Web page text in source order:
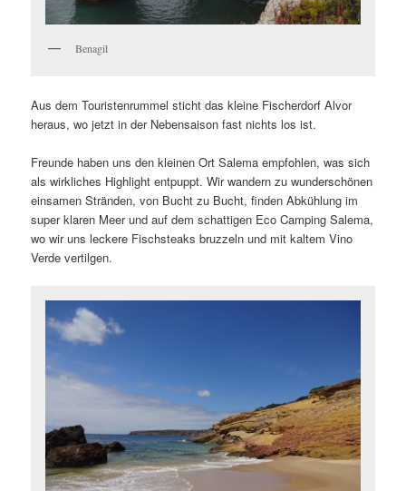
Benagil
Aus dem Touristenrummel sticht das kleine Fischerdorf Alvor
heraus, wo jetzt in der Nebensaison fast nichts los ist.
Freunde haben uns den kleinen Ort Salema empfohlen, was sich
als wirkliches Highlight entpuppt. Wir wandern zu wunderschönen
einsamen Stränden, von Bucht zu Bucht, finden Abkühlung im
super klaren Meer und auf dem schattigen Eco Camping Salema,
wo wir uns leckere Fischsteaks bruzzeln und mit kaltem Vino
Verde vertilgen.